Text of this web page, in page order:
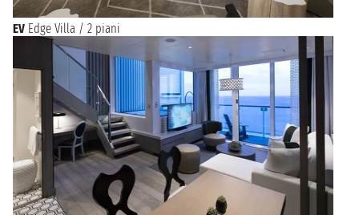
EV Edge Villa / 2 piani